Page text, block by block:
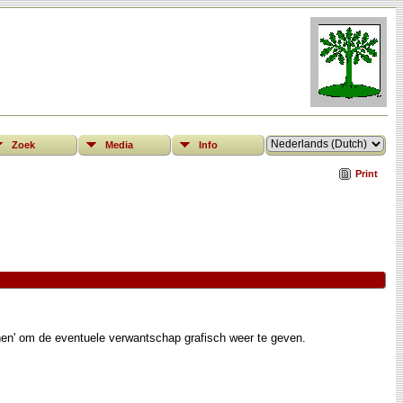
Zoek Media Info
Print
om de eventuele verwantschap grafisch weer te geven.